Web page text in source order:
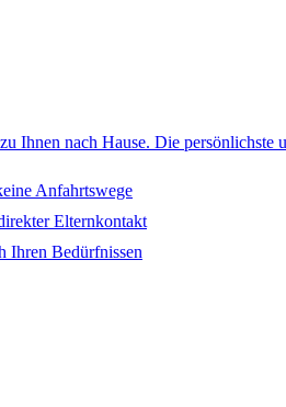
Ihnen nach Hause. Die persönlichste
Anfahrtswege
Elternkontakt
Ihren Bedürfnissen